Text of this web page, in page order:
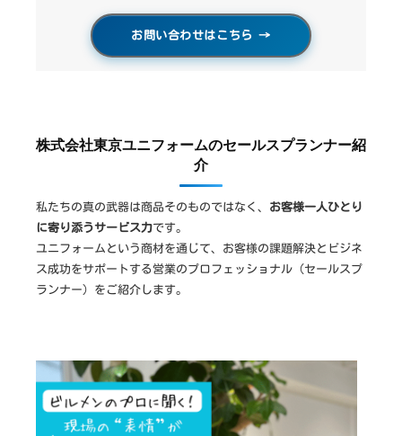
お問い合わせはこちら →
株式会社東京ユニフォームのセールスプランナー紹
介
私たちの真の武器は商品そのものではなく、 お客様一人ひとり
に寄り添うサービス力です。
ユニフォームという商材を通じて、お客様の課題解決とビジネ
ス成功をサポートする営業のプロフェッショナル（セールスプ
ランナー）をご紹介します。